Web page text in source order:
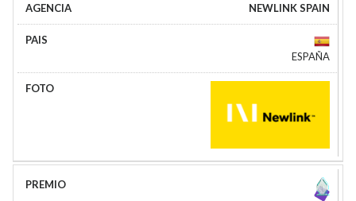
NEWLINK SPAIN
ESPAÑA